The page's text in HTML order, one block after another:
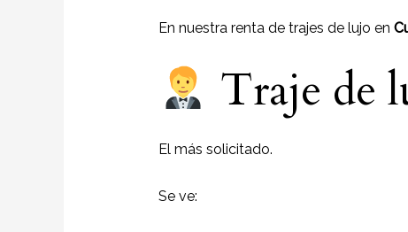
En nuestra renta de trajes de lujo en
Traje de
El más solicitado.
Se ve: